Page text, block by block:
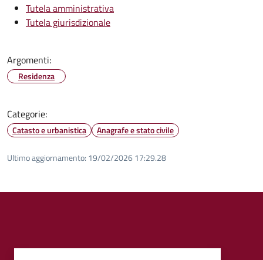
Tutela amministrativa
Tutela giurisdizionale
Argomenti:
Residenza
Categorie:
Catasto e urbanistica Anagrafe e stato civile
Ultimo aggiornamento: 19/02/2026 17:29.28